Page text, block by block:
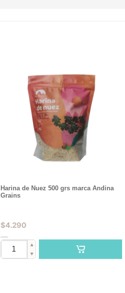
Harina de Nuez 500 grs marca Andina
Grains
$4.290
▲
▼